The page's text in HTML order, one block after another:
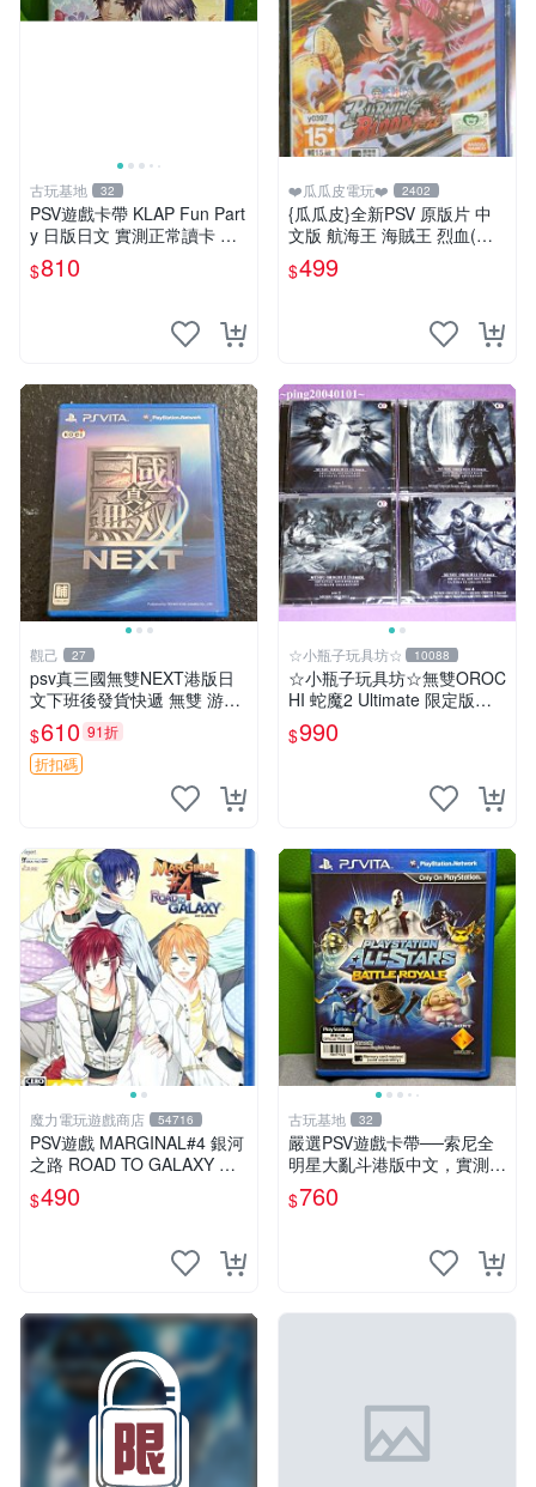
古玩基地 32
PSV遊戲卡帶 KLAP Fun Part
y 日版日文 實測正常讀卡 正
品二手 游玩收藏 12年老機 九
成新 整體成色佳 KLAP Fun
$810
❤️瓜瓜皮電玩❤️ 2402
{瓜瓜皮}全新PSV 原版片 中
文版 航海王 海賊王 烈血(內
附初回特點-不清楚有沒有過
期)(遊戲都有回收)
$499
觀己 27
psv真三國無雙NEXT港版日
文下班後發貨快遞 無雙 游戲
psv 港版
$610 91折
折扣碼
☆小瓶子玩具坊☆ 10088
☆小瓶子玩具坊☆無雙OROC
HI 蛇魔2 Ultimate 限定版內
附精品--原聲音樂終極精選輯
一套( 4CD)
$990
魔力電玩遊戲商店 54716
PSV遊戲 MARGINAL#4 銀河
之路 ROAD TO GALAXY 日
文日版 【板橋魔力】
$490
古玩基地 32
嚴選PSV遊戲卡帶──索尼全
明星大亂斗港版中文，實測性
能佳，成色如圖，確保收到同
款。拍前請查收詳情，售出商
$760